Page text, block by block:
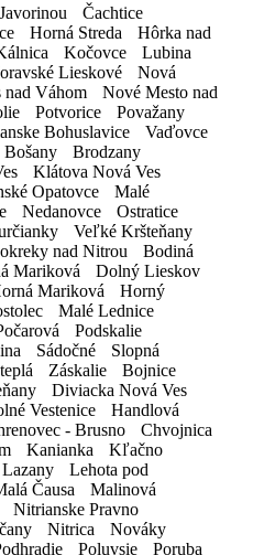
Čachtice
Horná Streda
Hôrka nad
Kočovce
Lubina
Lieskové
Nová
nad Váhom
Nové Mesto nad
Potvorice
Považany
Bohuslavice
Vaďovce
Bošany
Brodzany
Klátova Nová Ves
Opatovce
Malé
Nedanovce
Ostratice
Veľké Kršteňany
nad Nitrou
Bodiná
Mariková
Dolný Lieskov
Mariková
Horný
Malé Lednice
Podskalie
Sádočné
Slopná
Záskalie
Bojnice
Diviacka Nová Ves
Vestenice
Handlová
- Brusno
Chvojnica
Kanianka
Kľačno
Lazany
Lehota pod
Čausa
Malinová
Nitrianske Pravno
Nitrica
Nováky
Poluvsie
Poruba
Čachtice
Horná Streda
Hôrka nad
Kočovce
Lubina
Lieskové
Nová
nad Váhom
Nové Mesto nad
Potvorice
Považany
Bohuslavice
Vaďovce
Bošany
Brodzany
Klátova Nová Ves
Opatovce
Malé
Nedanovce
Ostratice
Veľké Kršteňany
nad Nitrou
Bodiná
Mariková
Dolný Lieskov
Mariková
Horný
Malé Lednice
Podskalie
Sádočné
Slopná
Záskalie
Bojnice
Diviacka Nová Ves
Vestenice
Handlová
- Brusno
Chvojnica
Kanianka
Kľačno
Lazany
Lehota pod
Čausa
Malinová
Nitrianske Pravno
Nitrica
Nováky
Poluvsie
Poruba
vozidla v rámci
Zadarmo
EÚ Zadarmo
čistenie vozidla
/ deň